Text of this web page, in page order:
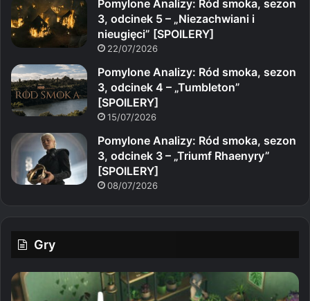
Pomylone Analizy: Ród smoka, sezon
3, odcinek 5 – „Niezachwiani i
nieugięci” [SPOILERY]
22/07/2026
Pomylone Analizy: Ród smoka, sezon
3, odcinek 4 – „Tumbleton”
[SPOILERY]
15/07/2026
Pomylone Analizy: Ród smoka, sezon
3, odcinek 3 – „Triumf Rhaenyry”
[SPOILERY]
08/07/2026
Gry